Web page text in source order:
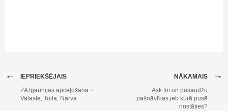
IEPRIEKŠĒJAIS
←
ZA Igaunijas apceļošana –
Valaste, Toila, Narva
NĀKAMAIS →
Ask.fm un pusaudžu
pašnāvības jeb kurā pusē
nostāties?